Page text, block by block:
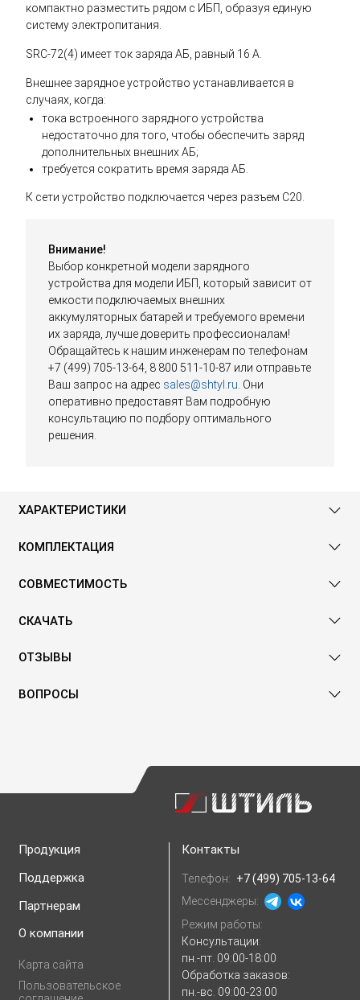
компактно разместить рядом с ИБП, образуя единую
систему электропитания.
SRC-72(4) имеет ток заряда АБ, равный 16 А.
Внешнее зарядное устройство устанавливается в
случаях, когда:
тока встроенного зарядного устройства
недостаточно для того, чтобы обеспечить заряд
дополнительных внешних АБ;
требуется сократить время заряда АБ.
К сети устройство подключается через разъем C20.
Внимание!
Выбор конкретной модели зарядного
устройства для модели ИБП, который зависит от
емкости подключаемых внешних
аккумуляторных батарей и требуемого времени
их заряда, лучше доверить профессионалам!
Обращайтесь к нашим инженерам по телефонам
+7 (499) 705-13-64, 8 800 511-10-87 или отправьте
Ваш запрос на адрес sales@shtyl.ru . Они
оперативно предоставят Вам подробную
консультацию по подбору оптимального
решения.
ХАРАКТЕРИСТИКИ
КОМПЛЕКТАЦИЯ
СОВМЕСТИМОСТЬ
СКАЧАТЬ
ОТЗЫВЫ
ВОПРОСЫ
Продукция
Поддержка
Партнерам
О компании
Карта сайта
Пользовательское
Контакты
Телефон: +7 (499) 705-13-64
Мессенджеры:
Режим работы:
Консультации:
пн.-пт. 09:00-18:00
Обработка заказов:
пн.-вс. 09:00-23:00